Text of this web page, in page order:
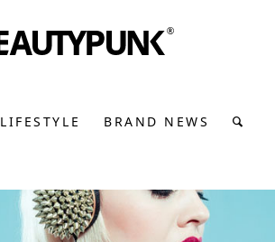
LIFESTYLE BRAND NEWS